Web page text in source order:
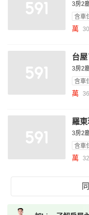
3房2
含車
萬
台
3房2
含車
萬
羅
3房2
含車
萬